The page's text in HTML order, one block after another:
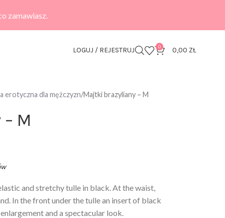
zamawiasz.
LOGUJ / REJESTRUJ 0 0,00 ZŁ
erotyczna dla mężczyzn Majtki brazyliany – M
M
and stretchy tulle in black. At the waist,
In the front under the tulle an insert of black
and a spectacular look.